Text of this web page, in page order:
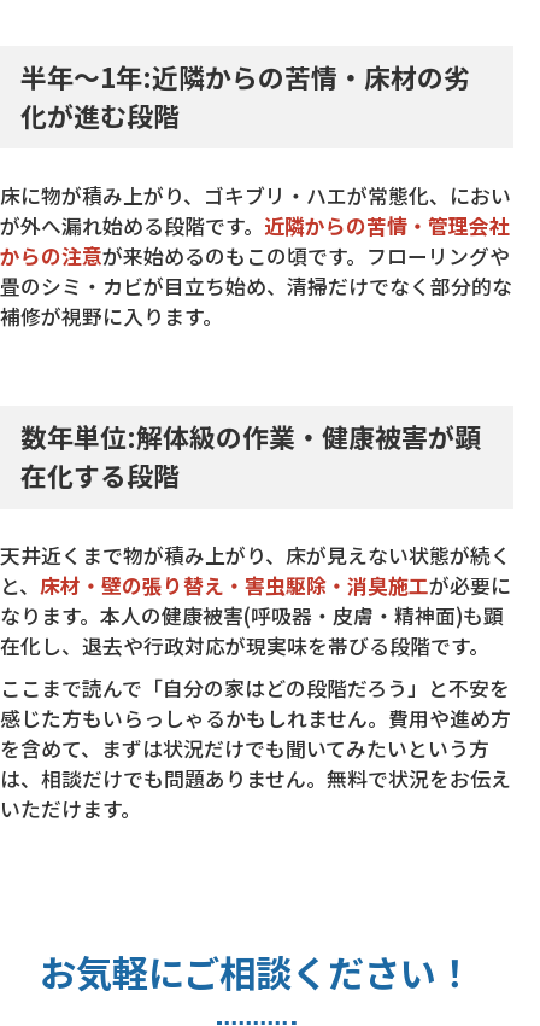
半年〜1年:近隣からの苦情・床材の劣
化が進む段階
床に物が積み上がり、ゴキブリ・ハエが常態化、におい
が外へ漏れ始める段階です。 近隣からの苦情・管理会社
からの注意が来始めるのもこの頃です。フローリングや
畳のシミ・カビが目立ち始め、清掃だけでなく部分的な
補修が視野に入ります。
数年単位:解体級の作業・健康被害が顕
在化する段階
天井近くまで物が積み上がり、床が見えない状態が続く
と、 床材・壁の張り替え・害虫駆除・消臭施工が必要に
なります。本人の健康被害(呼吸器・皮膚・精神面)も顕
在化し、退去や行政対応が現実味を帯びる段階です。
ここまで読んで「自分の家はどの段階だろう」と不安を
感じた方もいらっしゃるかもしれません。費用や進め方
を含めて、まずは状況だけでも聞いてみたいという方
は、相談だけでも問題ありません。無料で状況をお伝え
いただけます。
お気軽にご相談ください！